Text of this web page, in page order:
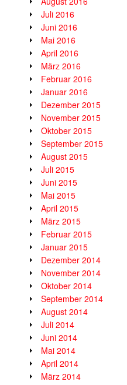
Juli 2016
Juni 2016
Mai 2016
April 2016
März 2016
Februar 2016
Januar 2016
Dezember 2015
November 2015
Oktober 2015
September 2015
August 2015
Juli 2015
Juni 2015
Mai 2015
April 2015
März 2015
Februar 2015
Januar 2015
Dezember 2014
November 2014
Oktober 2014
September 2014
August 2014
Juli 2014
Juni 2014
Mai 2014
April 2014
März 2014